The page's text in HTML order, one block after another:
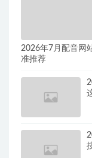
2026年7月配音网
准推荐